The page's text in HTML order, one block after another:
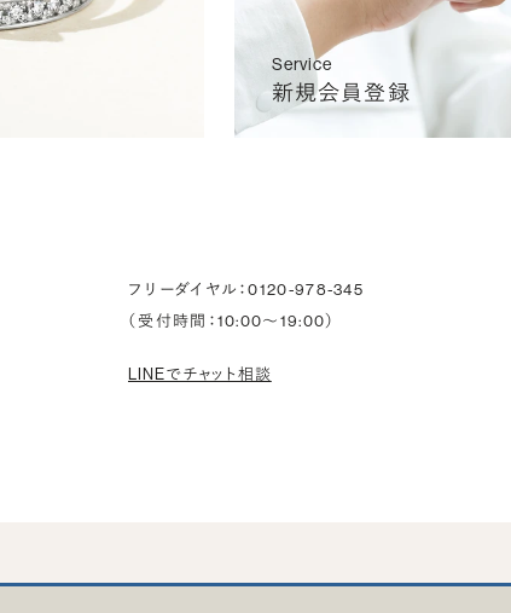
Service
新規会員登録
フリーダイヤル：0120-978-345
（受付時間：10:00〜19:00）
LINEでチャット相談